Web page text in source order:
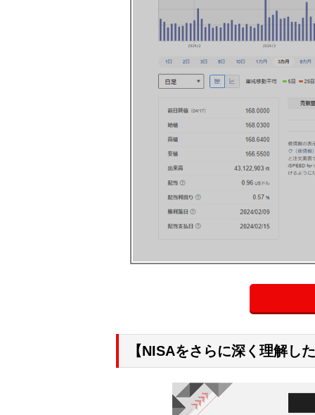
【NISAをさらに深く理解し